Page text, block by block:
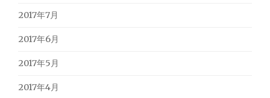
2017年7月
2017年6月
2017年5月
2017年4月